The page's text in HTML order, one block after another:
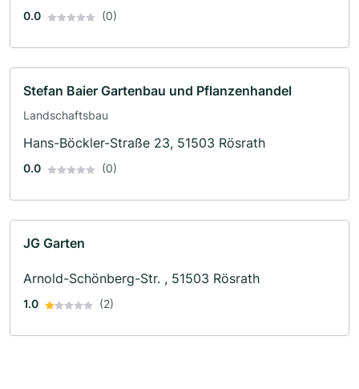
0.0 (0)
Stefan Baier Gartenbau und Pflanzenhandel
Landschaftsbau
Hans-Böckler-Straße 23, 51503 Rösrath
0.0 (0)
JG Garten
Arnold-Schönberg-Str. , 51503 Rösrath
1.0 (2)